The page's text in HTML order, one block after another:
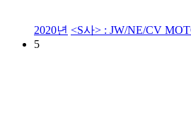
2020년 <S사> : JW/NE/CV
5